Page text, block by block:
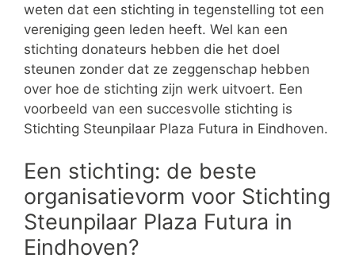
weten dat een stichting in tegenstelling tot een
vereniging geen leden heeft. Wel kan een
stichting donateurs hebben die het doel
steunen zonder dat ze zeggenschap hebben
over hoe de stichting zijn werk uitvoert. Een
voorbeeld van een succesvolle stichting is
Stichting Steunpilaar Plaza Futura in Eindhoven.
Een stichting: de beste
organisatievorm voor Stichting
Steunpilaar Plaza Futura in
Eindhoven?